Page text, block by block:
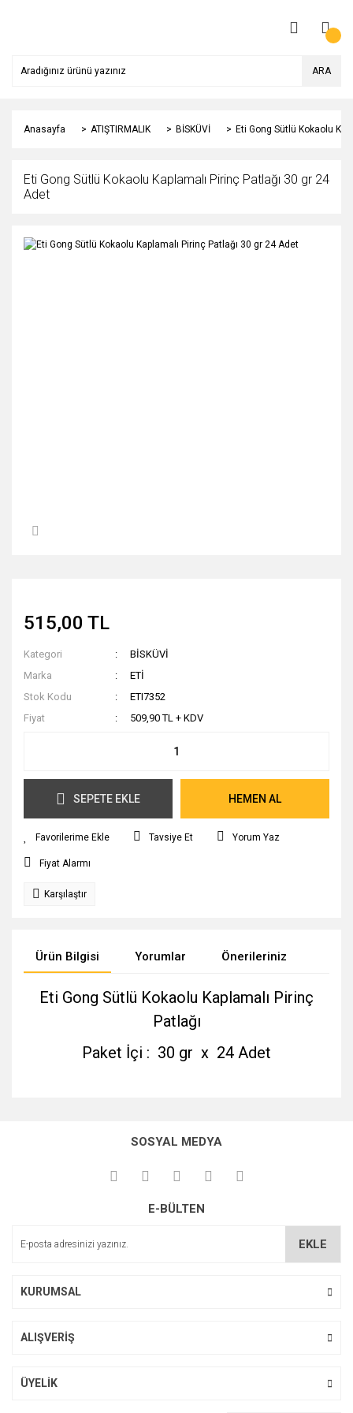
ARA
Anasayfa ATIŞTIRMALIK BİSKÜVİ Eti Gong Sütlü Kokaolu
Eti Gong Sütlü Kokaolu Kaplamalı Pirinç Patlağı 30 gr 24
Adet
515,00 TL
Kategori
BİSKÜVİ
Marka
ETİ
Stok Kodu
ETI7352
Fiyat
509,90 TL + KDV
SEPETE EKLE HEMEN AL
Tavsiye Et Yorum Yaz
Fiyat Alarmı
Karşılaştır
Ürün Bilgisi Yorumlar Önerileriniz
Eti Gong Sütlü Kokaolu Kaplamalı Pirinç
Patlağı
Paket İçi : 30 gr x 24 Adet
kullanarak tarafımıza iletebilirsiniz.
Görüş ve önerileriniz için teşekkür ederiz.
Ürün açıklamasında eksik bilgiler bulunuyor.
SOSYAL MEDYA
E-BÜLTEN
EKLE
KURUMSAL
ALIŞVERİŞ
ÜYELİK